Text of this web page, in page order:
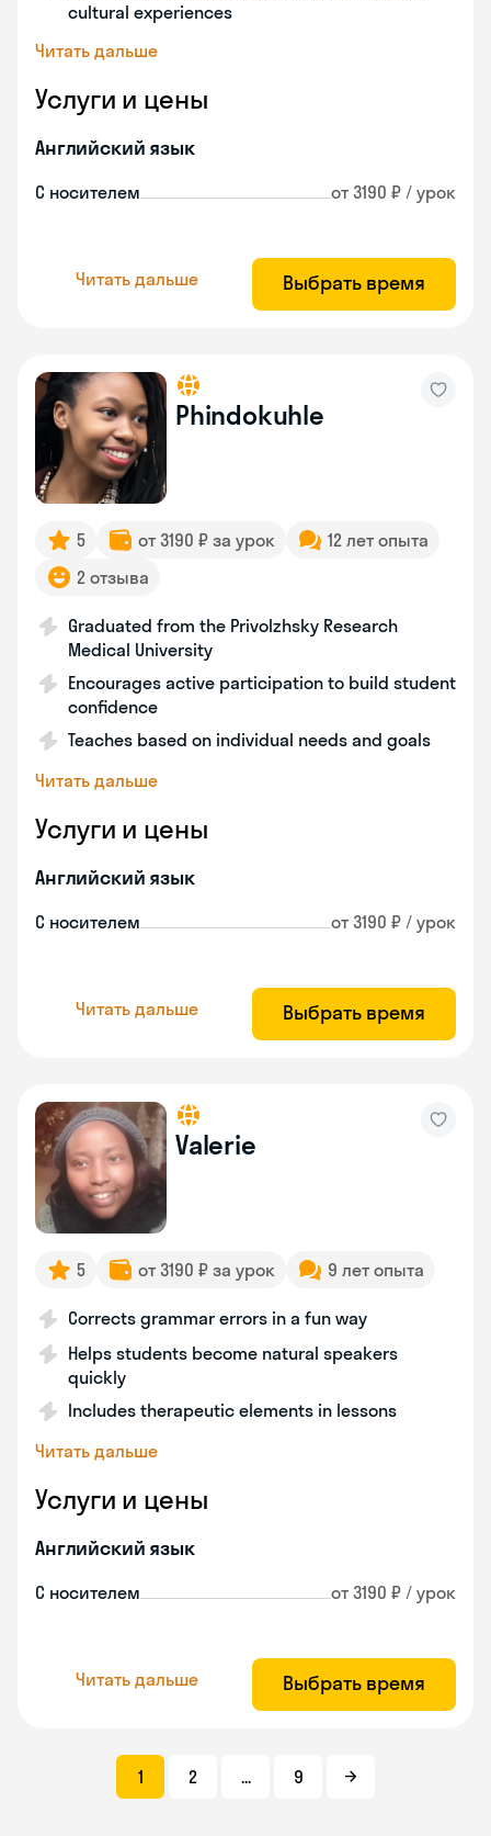
cultural experiences
Читать дальше
Услуги и цены
Английский язык
С носителем от 3190 ₽ / урок
Читать дальше Выбрать время
Phindokuhle
5 от 3190 ₽ за урок
12 лет опыта
2 отзыва
Graduated from the Privolzhsky Research
Medical University
Encourages active participation to build student
confidence
Teaches based on individual needs and goals
Читать дальше
Услуги и цены
Английский язык
С носителем от 3190 ₽ / урок
Читать дальше Выбрать время
Valerie
5 от 3190 ₽ за урок 9 лет опыта
Corrects grammar errors in a fun way
Helps students become natural speakers
quickly
Includes therapeutic elements in lessons
Читать дальше
Услуги и цены
Английский язык
С носителем от 3190 ₽ / урок
Читать дальше Выбрать время
1 2 ... 9